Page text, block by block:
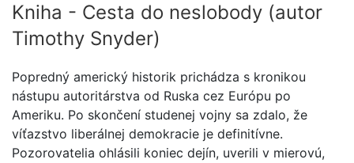
Kniha - Cesta do neslobody (autor
Timothy Snyder)
Popredný americký historik prichádza s kronikou
nástupu autoritárstva od Ruska cez Európu po
Ameriku. Po skončení studenej vojny sa zdalo, že
víťazstvo liberálnej demokracie je definitívne.
Pozorovatelia ohlásili koniec dejín, uverili v mierovú,